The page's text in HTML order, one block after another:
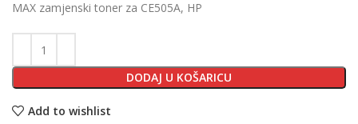
MAX zamjenski toner za CE505A, HP
DODAJ U KOŠARICU
Add to wishlist